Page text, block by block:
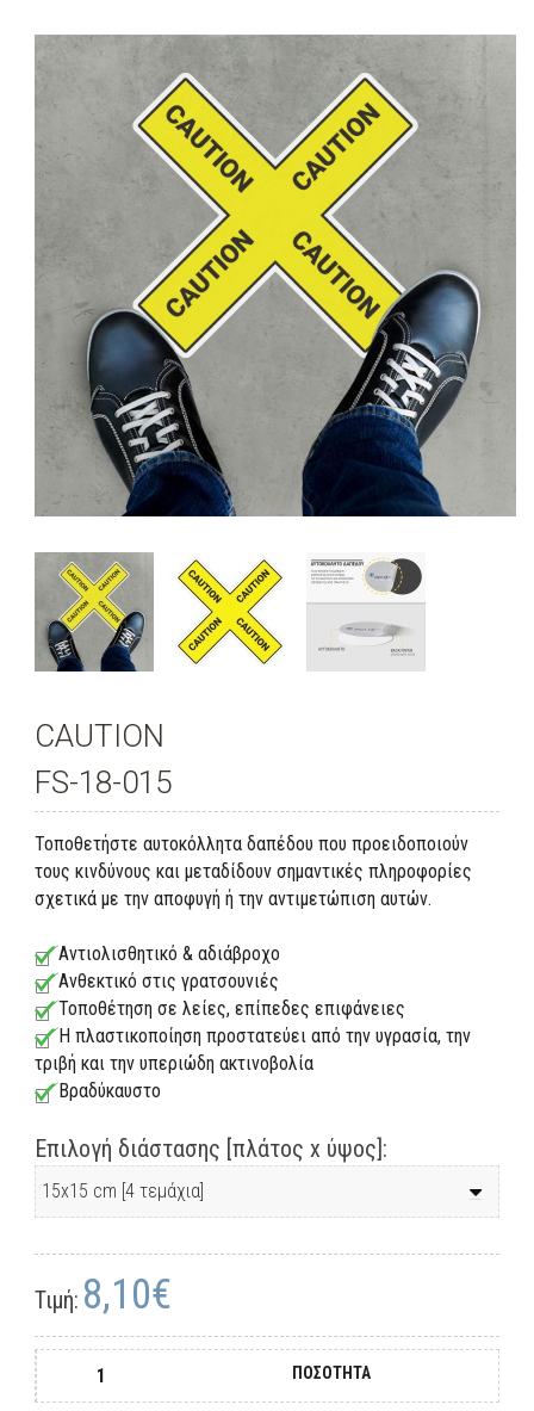
CAUTION
FS-18-015
Τοποθετήστε αυτοκόλλητα δαπέδου που προειδοποιούν
τους κινδύνους και μεταδίδουν σημαντικές πληροφορίες
σχετικά με την αποφυγή ή την αντιμετώπιση αυτών.
Αντιολισθητικό & αδιάβροχο
Ανθεκτικό στις γρατσουνιές
Τοποθέτηση σε λείες, επίπεδες επιφάνειες
Η πλαστικοποίηση προστατεύει από την υγρασία, την
τριβή και την υπεριώδη ακτινοβολία
Βραδύκαυστο
Επιλογή διάστασης [πλάτος x ύψος]:
Τιμή: 8,10€
ΠΟΣΟΤΗΤΑ